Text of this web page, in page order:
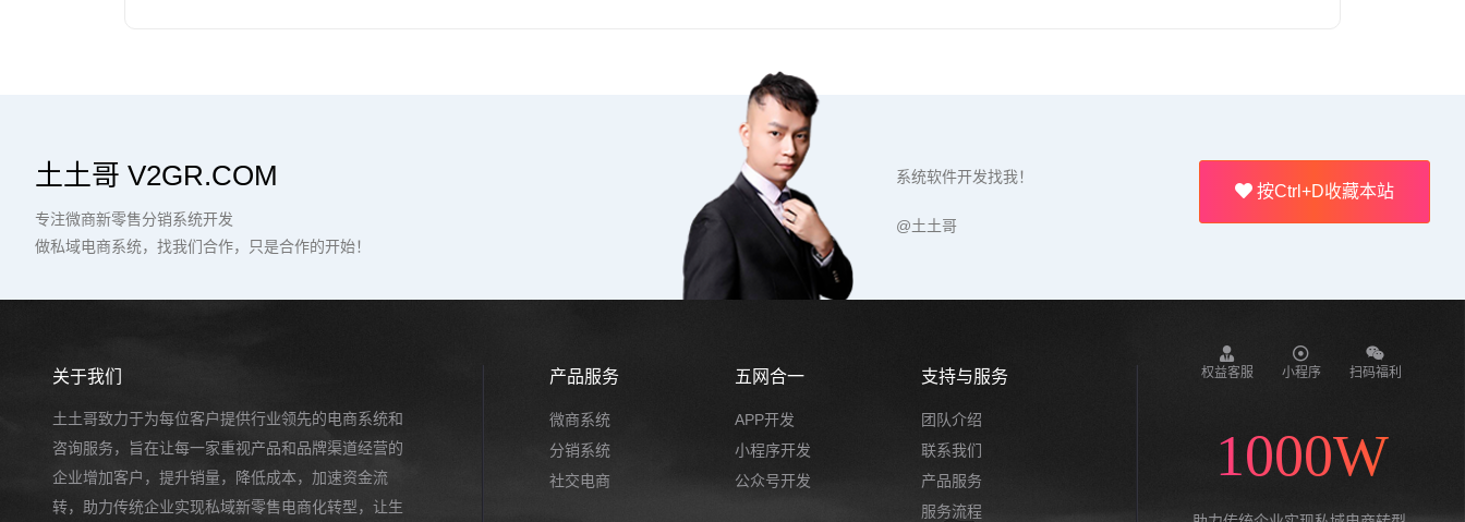
土土哥 V2GR.COM
专注微商新零售分销系统开发
做私域电商系统，找我们合作，只是合作的开始！
按Ctrl+D收藏本站
系统软件开发找我！
@土土哥
关于我们
土土哥致力于为每位客户提供行业领先的电商系统和
咨询服务，旨在让每一家重视产品和品牌渠道经营的
企业增加客户，提升销量，降低成本，加速资金流
转，助力传统企业实现私域新零售电商化转型，让生
产品服务
微商系统
分销系统
社交电商
五网合一
APP开发
小程序开发
公众号开发
支持与服务
团队介绍
联系我们
产品服务
服务流程
权益客服 小程序 扫码福利
1000W